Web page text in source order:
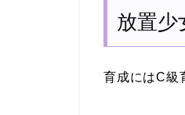
放置少
育成にはC級